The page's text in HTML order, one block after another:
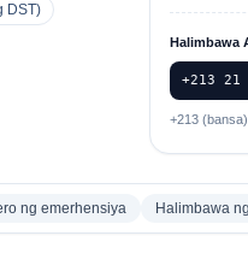
DST)
Halimbawa
+213 21
+213
ng emerhensiya Halimbawa